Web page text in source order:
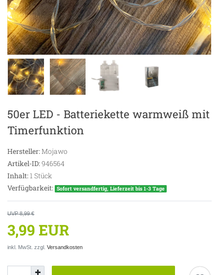
50er LED - Batteriekette warmweiß mit
Timerfunktion
Hersteller:Mojawo
Artikel-ID:946564
Inhalt:1 Stück
Verfügbarkeit: Sofort versandfertig, Lieferzeit bis 1-3 Tage
UVP 8,99 €
3,99 EUR
inkl. MwSt. zzgl. Versandkosten